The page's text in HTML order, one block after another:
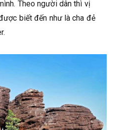
Theo người dân thì vị
biết đến như là cha đẻ